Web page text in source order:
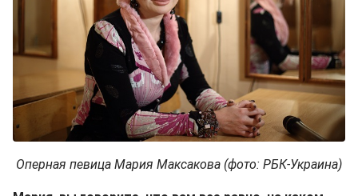
Оперная певица Мария Максакова (фото: РБК-Украина)